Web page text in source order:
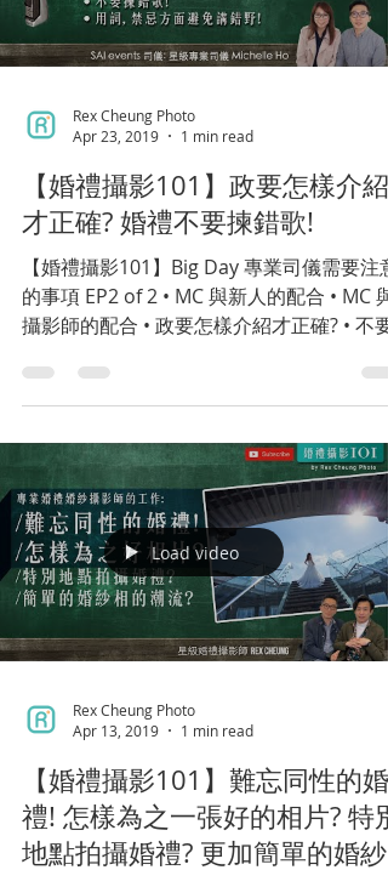
Rex Cheung Photo
Apr 23, 2019
1 min read
【婚禮攝影101】政要怎樣介紹
才正確? 婚禮不要揀錯歌!
【婚禮攝影101】Big Day 專業司儀需要注意
的事項 EP2 of 2 • MC 與新人的配合 • MC 與
攝影師的配合 • 政要怎樣介紹才正確? • 不要
講錯野! 結婚一世人一次，係由籌備結婚日
子、酒席、結婚戒指、婚紗...
Load video
Rex Cheung Photo
Apr 13, 2019
1 min read
【婚禮攝影101】難忘同性的婚
禮! 怎樣為之一張好的相片? 特別
地點拍攝婚禮? 更加簡單的婚紗